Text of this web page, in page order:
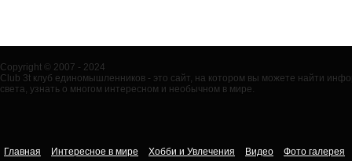
Copyright © 2007 - 2024
Club 3t клуб единомышленников - это сайт, на котором вы можете найти
света, узнать о многом интересном и необычном в мире.
Главная Интересное в мире Хобби и Увлечения Видео
Фото галерея